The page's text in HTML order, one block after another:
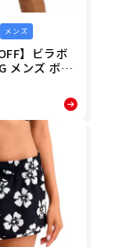
メンズ
】ビラボ
メンズ ボー
ンクス DBA